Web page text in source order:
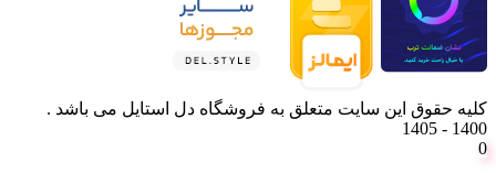
کلیه حقوق این سایت متعلق به فروشگاه دل استایل می باشد .
1400 - 1405
0